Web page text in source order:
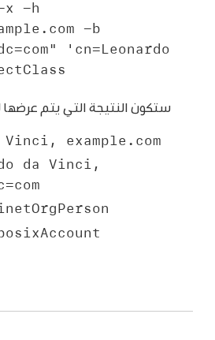
x -h
-b
'cn=Leonardo
ستكون النتيجة التي يتم عرضها
example.com
da Vinci,